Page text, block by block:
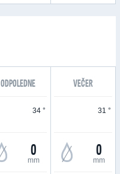
ODPOLEDNE VEČER
34 °
0
mm
31 °
0
mm